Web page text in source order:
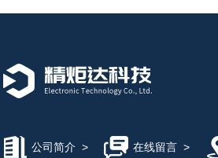
公司简介 > 在线留言>